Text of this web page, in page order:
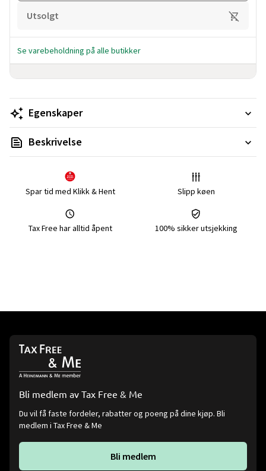
Utsolgt
Se varebeholdning på alle butikker
Egenskaper
Beskrivelse
Spar tid med Klikk & Hent Slipp køen
Tax Free har alltid åpent 100% sikker utsjekking
Bli medlem av Tax Free & Me
Du vil få faste fordeler, rabatter og poeng på dine kjøp. Bli
medlem i Tax Free & Me
Bli medlem